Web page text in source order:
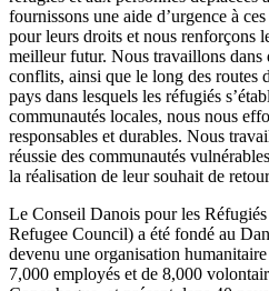
fournissons une aide d’urgence à
pour leurs droits et nous renforçons
meilleur futur. Nous travaillons dans
conflits, ainsi que le long des routes
pays dans lesquels les réfugiés
communautés locales, nous nous
responsables et durables. Nous
réussie des communautés
la réalisation de leur souhait de
Le Conseil Danois pour les
Refugee Council) a été fondé au
devenu une organisation
7,000 employés et de 8,000